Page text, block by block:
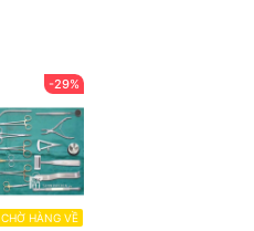
-29%
CHỜ HÀNG VỀ